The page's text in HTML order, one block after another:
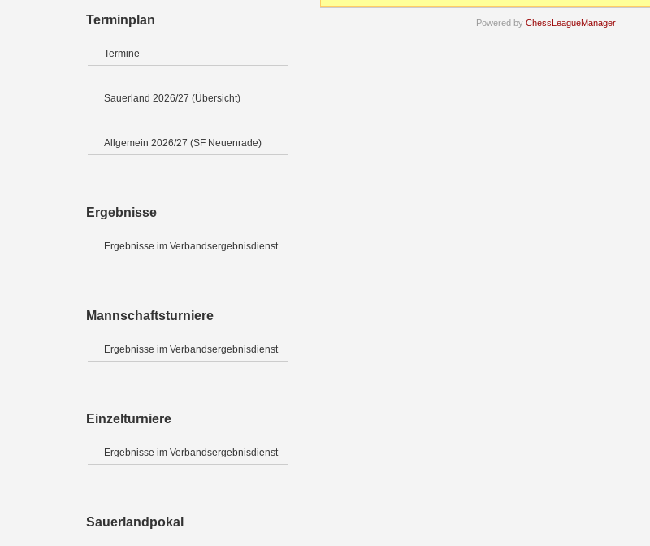
Terminplan
Termine
Sauerland 2026/27 (Übersicht)
Allgemein 2026/27 (SF Neuenrade)
Ergebnisse
Ergebnisse im Verbandsergebnisdienst
Mannschaftsturniere
Ergebnisse im Verbandsergebnisdienst
Einzelturniere
Ergebnisse im Verbandsergebnisdienst
Sauerlandpokal
Powered by ChessLeagueManager